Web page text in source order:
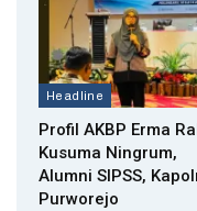
Headline
Profil AKBP Erma
Kusuma Ningrum,
Alumni SIPSS,
Purworejo